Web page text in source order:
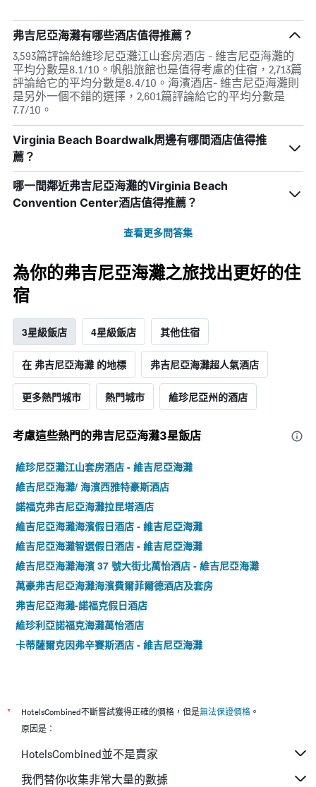
弗吉尼亞海灘有哪些酒店值得推薦？
3,593篇評論給維珍尼亞灘江山套房酒店 - 維吉尼亞海灘的
平均分數是8.1/10。帆船旅館也是值得考慮的住宿，2,713篇
評論給它的平均分數是8.4/10。海濱酒店- 維吉尼亞海灘則
是另外一個不錯的選擇，2,601篇評論給它的平均分數是
7.7/10。
Virginia Beach Boardwalk周邊有哪間酒店值得推
薦？
哪一間鄰近弗吉尼亞海灘的Virginia Beach
Convention Center酒店值得推薦？
查看更多問答集
為你的弗吉尼亞海灘之旅找出更好的住
宿
3星級飯店 4星級飯店 其他住宿
在 弗吉尼亞海灘 的地標 弗吉尼亞海灘超人氣酒店
更多熱門城市 熱門城市 維珍尼亞州的酒店
考慮這些熱門的弗吉尼亞海灘3星​飯店
維珍尼亞灘江山套房酒店 - 維吉尼亞海灘
維吉尼亞海灘/ 海濱西雅特豪斯酒店
諾福克弗吉尼亞海灘拉昆塔酒店
維吉尼亞海灘海濱假日酒店 - 維吉尼亞海灘
維吉尼亞海灘智選假日酒店 - 維吉尼亞海灘
維吉尼亞海灘海濱 37 號大街北萬怡酒店 - 維吉尼亞海灘
萬豪弗吉尼亞海灘海濱費爾菲爾德酒店及套房
弗吉尼亞海灘-諾福克假日酒店
維珍利亞諾福克海灘萬怡酒店
卡蒂薩爾克因弗辛賽斯酒店 - 維吉尼亞海灘
* HotelsCombined不斷嘗試獲得正確的價格，但是無法保證價格 。
原因是：
HotelsCombined並不是賣家
我們替你收集非常大量的數據